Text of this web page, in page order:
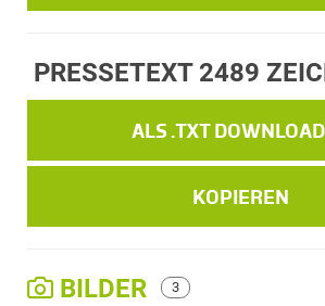
PRESSETEXT 2489
ALS .TXT
KOPIEREN
BILDER 3